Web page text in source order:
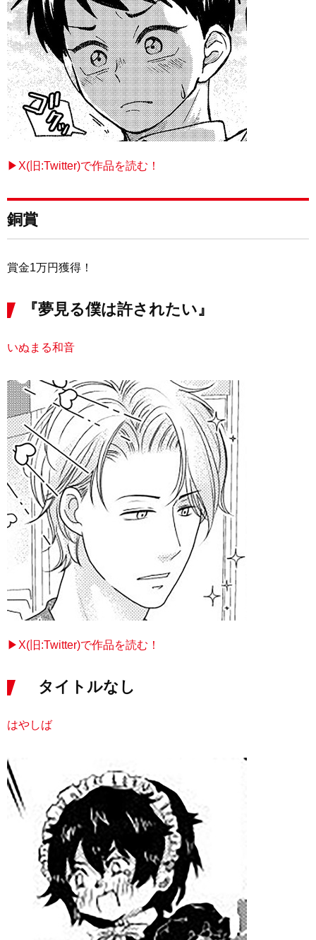
▶X(旧:Twitter)で作品を読む！
銅賞
賞金1万円獲得！
『夢見る僕は許されたい』
いぬまる和音
▶X(旧:Twitter)で作品を読む！
タイトルなし
はやしば